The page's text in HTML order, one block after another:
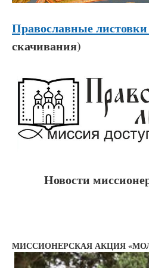
Православные листовки
скачивания)
Новости
МИССИОНЕРСКАЯ АКЦИЯ